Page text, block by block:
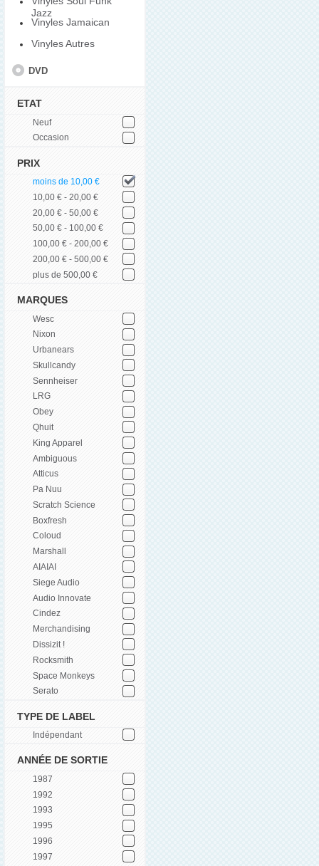
Jazz
Vinyles Jamaican
Vinyles Autres
DVD
ETAT
Neuf
Occasion
PRIX
moins de 10,00 €
10,00 € - 20,00 €
20,00 € - 50,00 €
50,00 € - 100,00 €
100,00 € - 200,00 €
200,00 € - 500,00 €
plus de 500,00 €
MARQUES
Wesc
Nixon
Urbanears
Skullcandy
Sennheiser
LRG
Obey
Qhuit
King Apparel
Ambiguous
Atticus
Pa Nuu
Scratch Science
Boxfresh
Coloud
Marshall
AIAIAI
Siege Audio
Audio Innovate
Cindez
Merchandising
Dissizit !
Rocksmith
Space Monkeys
Serato
TYPE DE LABEL
Indépendant
ANNÉE DE SORTIE
1987
1992
1993
1995
1996
1997